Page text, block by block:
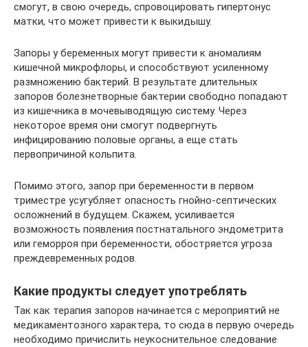
смогут, в свою очередь, спровоцировать гипертонус
матки, что может привести к выкидышу.
Запоры у беременных могут привести к аномалиям
кишечной микрофлоры, и способствуют усиленному
размножению бактерий. В результате длительных
запоров болезнетворные бактерии свободно попадают
из кишечника в мочевыводящую систему. Через
некоторое время они смогут подвергнуть
инфицированию половые органы, а еще стать
первопричиной кольпита.
Помимо этого, запор при беременности в первом
триместре усугубляет опасность гнойно-септических
осложнений в будущем. Скажем, усиливается
возможность появления постнатального эндометрита
или геморроя при беременности, обостряется угроза
преждевременных родов.
Какие продукты следует употреблять
Так как терапия запоров начинается с мероприятий не
медикаментозного характера, то сюда в первую очередь
необходимо причислить неукоснительное следование